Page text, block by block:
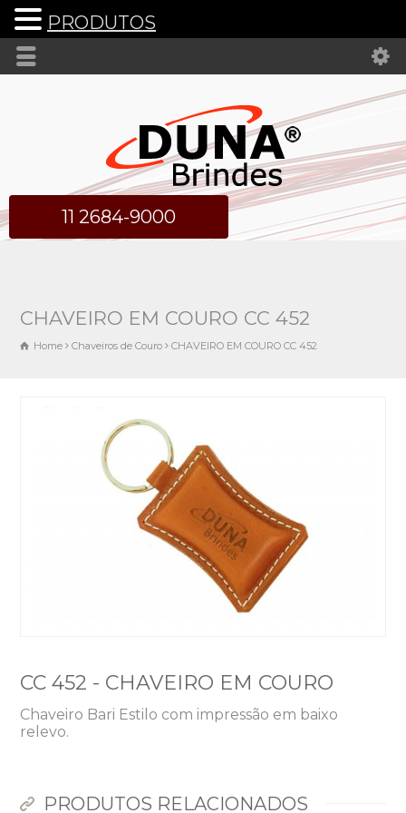
11 2684-9000
CHAVEIRO EM COURO CC 452
Home Chaveiros de Couro CHAVEIRO EM COURO CC 452
CC 452 - CHAVEIRO EM COURO
Chaveiro Bari Estilo com impressão em baixo
relevo.
PRODUTOS RELACIONADOS
PRODUTOS